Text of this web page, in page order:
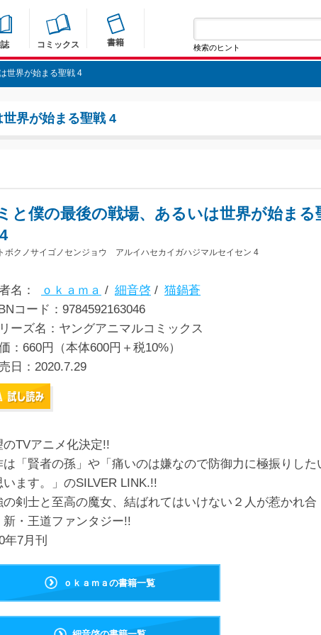
コミックス 書籍 検索のヒント
世界が始まる聖戦 4
界が始まる聖戦 4
と僕の最後の戦場、あるいは世界が始まる
ボクノサイゴノセンジョウ アルイハセカイガハジマルセイセン 4
名： ｏｋａｍａ / 細音啓 / 猫鍋蒼
コード：9784592163046
ーズ名：ヤングアニマルコミックス
：660円（本体600円＋税10%）
日： 2020.7.29
のTVアニメ化決定!!
は「賢者の孫」や「痛いのは嫌なので防御力に極振りした
います。」のSILVER LINK.!!
の剣士と至高の魔女、結ばれてはいけない２人が惹かれ合
新・王道ファンタジー!!
年7月刊
ｏｋａｍａの書籍一覧